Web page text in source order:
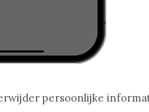
persoonlijke